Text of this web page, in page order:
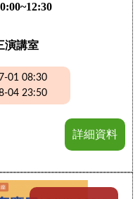
演講室
01 08:30
04 23:50
詳細資料